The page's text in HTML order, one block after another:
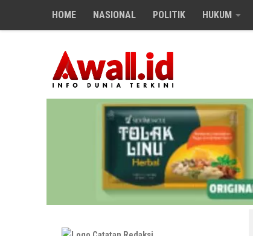
Skip to content
HOME NASIONAL POLITIK HUKUM